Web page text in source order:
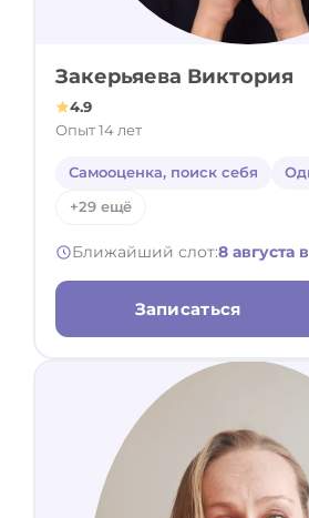
Закерьяева Виктория
4.9
Опыт 14 лет
Самооценка, поиск себя
+29 ещё
Ближайший слот:8 августа
Записаться